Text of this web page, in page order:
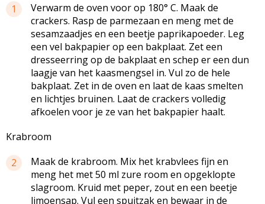
1
Verwarm de oven voor op 180° C. Maak de
crackers. Rasp de parmezaan en meng met de
sesamzaadjes en een beetje paprikapoeder. Leg
een vel bakpapier op een bakplaat. Zet een
dresseerring op de bakplaat en schep er een dun
laagje van het kaasmengsel in. Vul zo de hele
bakplaat. Zet in de oven en laat de kaas smelten
en lichtjes bruinen. Laat de crackers volledig
afkoelen voor je ze van het bakpapier haalt.
Krabroom
2
Maak de krabroom. Mix het krabvlees fijn en
meng het met 50 ml zure room en opgeklopte
slagroom. Kruid met peper, zout en een beetje
limoensap. Vul een spuitzak en bewaar in de